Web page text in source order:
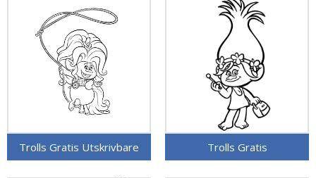
Trolls Gratis Utskrivbare Trolls Gratis